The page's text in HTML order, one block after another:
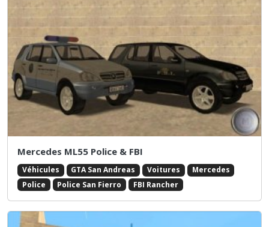
Mercedes ML55 Police & FBI
Véhicules GTA San Andreas Voitures
Mercedes
Police
Police San Fierro FBI Rancher